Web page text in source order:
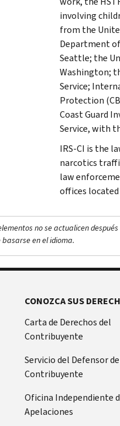
involving
from the
Department
Seattle; the
Washington;
Service;
Protection
Coast Guard
Service, with
IRS-CI is the
narcotics
law
offices
no se actualicen
en el idioma.
CONOZCA SUS
Carta de Derechos del
Contribuyente
Servicio del Defensor
Contribuyente
Oficina Independiente
Apelaciones